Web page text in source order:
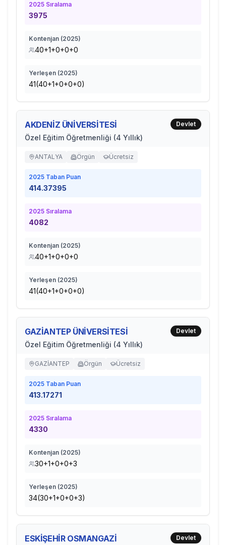
2025 Sıralama
3975
Kontenjan (2025)
40+1+0+0+0
Yerleşen (2025)
41(40+1+0+0+0)
AKDENİZ ÜNİVERSİTESİ
Özel Eğitim Öğretmenliği (4 Yıllık)
Devlet
ANTALYA Örgün Ücretsiz
2025 Taban Puan
414.37395
2025 Sıralama
4082
Kontenjan (2025)
40+1+0+0+0
Yerleşen (2025)
41(40+1+0+0+0)
GAZİANTEP ÜNİVERSİTESİ
Özel Eğitim Öğretmenliği (4 Yıllık)
Devlet
GAZİANTEP Örgün Ücretsiz
2025 Taban Puan
413.17271
2025 Sıralama
4330
Kontenjan (2025)
30+1+0+0+3
Yerleşen (2025)
34(30+1+0+0+3)
ESKİŞEHİR OSMANGAZİ
Devlet